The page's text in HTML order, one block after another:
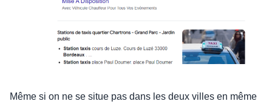
Même si on ne se situe pas dans les deux villes en même